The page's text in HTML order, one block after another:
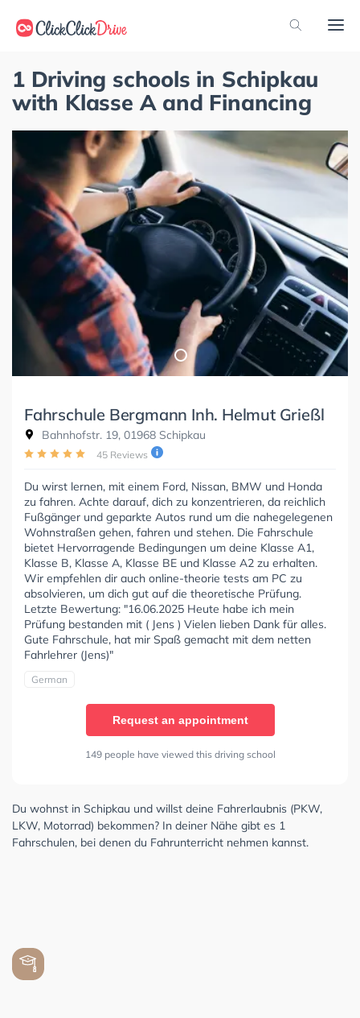
1 Driving schools in Schipkau
with Klasse A and Financing
Fahrschule Bergmann Inh. Helmut Grießl
Bahnhofstr. 19, 01968 Schipkau
45 Reviews
Du wirst lernen, mit einem Ford, Nissan, BMW und Honda
zu fahren. Achte darauf, dich zu konzentrieren, da reichlich
Fußgänger und geparkte Autos rund um die nahegelegenen
Wohnstraßen gehen, fahren und stehen. Die Fahrschule
bietet Hervorragende Bedingungen um deine Klasse A1,
Klasse B, Klasse A, Klasse BE und Klasse A2 zu erhalten.
Wir empfehlen dir auch online-theorie tests am PC zu
absolvieren, um dich gut auf die theoretische Prüfung.
Letzte Bewertung: "16.06.2025 Heute habe ich mein
Prüfung bestanden mit ( Jens ) Vielen lieben Dank für alles.
Gute Fahrschule, hat mir Spaß gemacht mit dem netten
Fahrlehrer (Jens)"
German
Request an appointment
149 people have viewed this driving school
Du wohnst in Schipkau und willst deine Fahrerlaubnis (PKW,
LKW, Motorrad) bekommen? In deiner Nähe gibt es 1
Fahrschulen, bei denen du Fahrunterricht nehmen kannst.